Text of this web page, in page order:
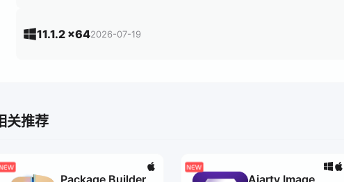
11.1.2 x642026-07-19
关推荐
Package Builder
Aiarty Image